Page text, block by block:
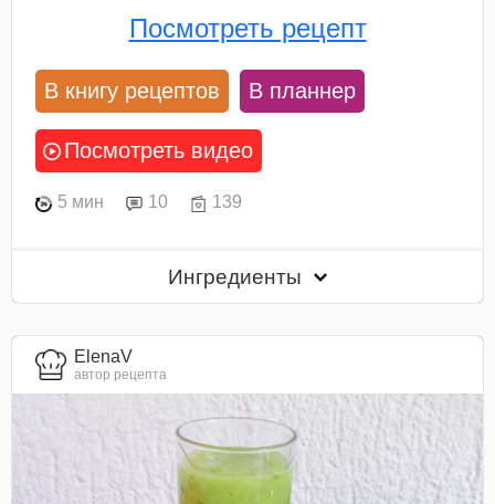
Посмотреть рецепт
В книгу рецептов В планнер
Посмотреть видео
5 мин 10 139
Ингредиенты
ElenaV
автор рецепта